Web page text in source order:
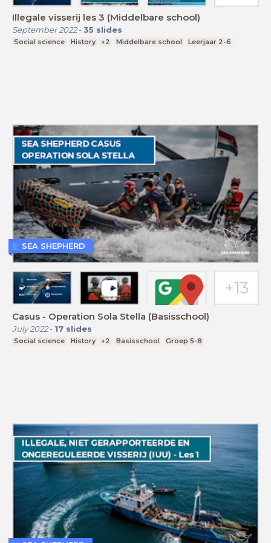
Illegale visserij les 3 (Middelbare school)
September 2022- 35 slides
Social science History +2 Middelbare school Leerjaar 2-6
Casus - Operation Sola Stella (Basisschool)
July 2022- 17 slides
Social science History +2 Basisschool Groep 5-8
SEA SHEPHERD